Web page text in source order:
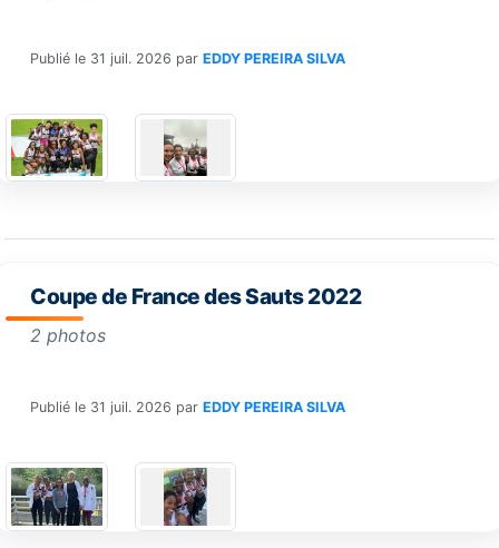
Publié le 31 juil. 2026 par EDDY PEREIRA SILVA
Coupe de France des Sauts 2022
2 photos
Publié le 31 juil. 2026 par EDDY PEREIRA SILVA